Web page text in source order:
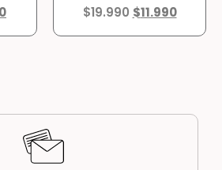
$19.990 $11.990